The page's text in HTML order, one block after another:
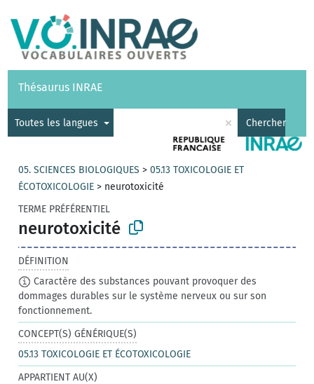
Vocabulaires API
Thésaurus INRAE
Toutes les langues × Chercher
05. SCIENCES BIOLOGIQUES >05.13 TOXICOLOGIE ET
ÉCOTOXICOLOGIE > neurotoxicité
TERME PRÉFÉRENTIEL
neurotoxicité
DÉFINITION
Caractère des substances pouvant provoquer des
dommages durables sur le système nerveux ou sur son
fonctionnement.
CONCEPT(S) GÉNÉRIQUE(S)
05.13 TOXICOLOGIE ET ÉCOTOXICOLOGIE
APPARTIENT AU(X)